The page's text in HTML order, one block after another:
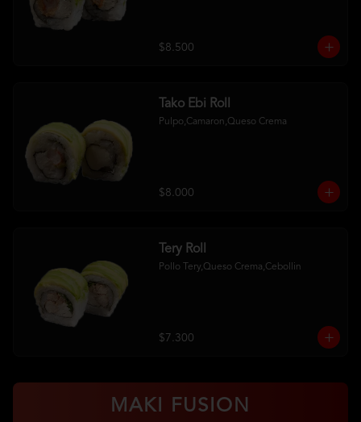
$8.500
Tako Ebi Roll
Pulpo,Camaron,Queso Crema
$8.000
Tery Roll
Pollo Tery,Queso Crema,Cebollin
$7.300
MAKI FUSION